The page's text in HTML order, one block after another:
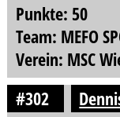
Punkte: 50
Team: MEFO
Verein: MSC
#302